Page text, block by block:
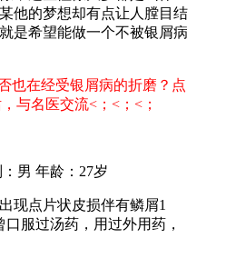
他的梦想却有点让人膛目结
是希望能做一个不被银屑病
也在经受银屑病的折磨？点
与名医交流<；<；<；
男 年龄：27岁
现点片状皮损伴有鳞屑1
服过汤药，用过外用药，